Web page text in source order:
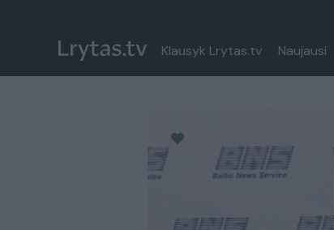
Klausyk Lrytas.tv Naujausi